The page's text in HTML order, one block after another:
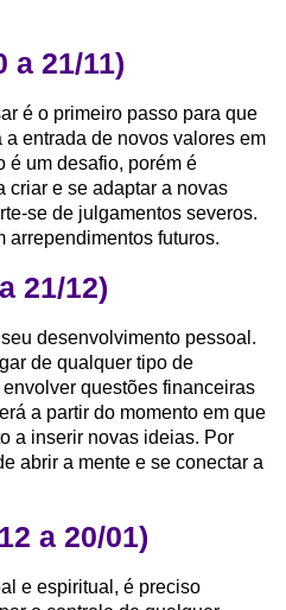
a 21/11)
é o primeiro passo para que
entrada de novos valores em
é um desafio, porém é
criar e se adaptar a novas
se de julgamentos severos.
arrependimentos futuros.
21/12)
desenvolvimento pessoal.
de qualquer tipo de
questões financeiras
a partir do momento em que
a inserir novas ideias. Por
abrir a mente e se conectar a
a 20/01)
e espiritual, é preciso